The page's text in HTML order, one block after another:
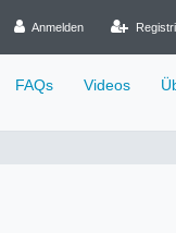
Anmelden
FAQs Videos